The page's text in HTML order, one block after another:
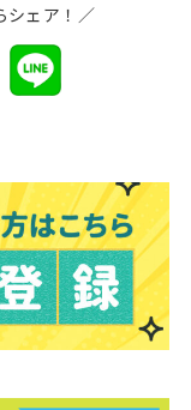
シェア！／